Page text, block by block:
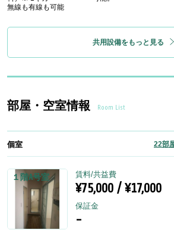
無線も有線も可能
共用設備をもっと見る
部屋・空室情報 Room List
個室 22部
１階A号室 賃料/共益費
¥75,000 / ¥17,000
保証金
-